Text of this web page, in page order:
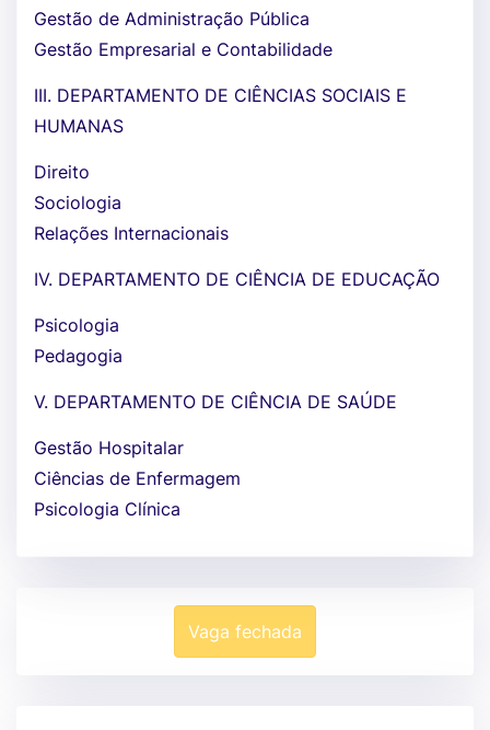
Gestão de Administração Pública
Gestão Empresarial e Contabilidade
III. DEPARTAMENTO DE CIÊNCIAS SOCIAIS E
HUMANAS
Direito
Sociologia
Relações Internacionais
IV. DEPARTAMENTO DE CIÊNCIA DE EDUCAÇÃO
Psicologia
Pedagogia
V. DEPARTAMENTO DE CIÊNCIA DE SAÚDE
Gestão Hospitalar
Ciências de Enfermagem
Psicologia Clínica
Vaga fechada